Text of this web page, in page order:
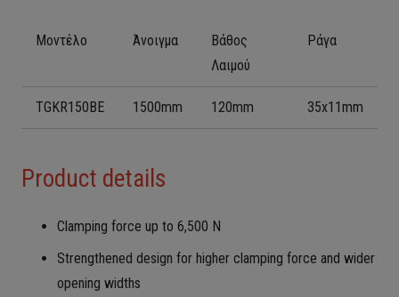
Μοντέλο Άνοιγμα
Βάθος
Λαιμού
Ράγα
TGKR150BE 1500mm 120mm 35x11mm
Product details
Clamping force up to 6,500 N
Strengthened design for higher clamping force and wider
opening widths